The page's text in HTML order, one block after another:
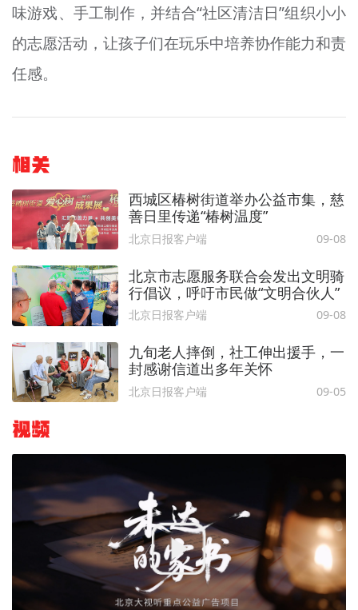
味游戏、手工制作，并结合“社区清洁日”组织小小
的志愿活动，让孩子们在玩乐中培养协作能力和责
任感。
相关
西城区椿树街道举办公益市集，慈
善日里传递“椿树温度”
北京日报客户端 09-08
北京市志愿服务联合会发出文明骑
行倡议，呼吁市民做“文明合伙人”
北京日报客户端 09-08
九旬老人摔倒，社工伸出援手，一
封感谢信道出多年关怀
北京日报客户端 09-05
视频